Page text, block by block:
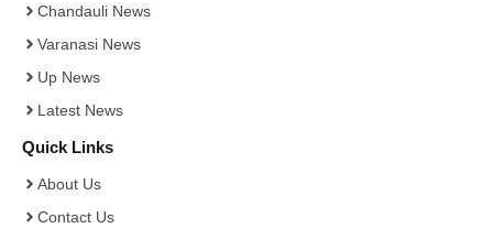
Chandauli News
Varanasi News
Up News
Latest News
Quick Links
About Us
Contact Us